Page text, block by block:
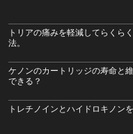
トリアの痛みを軽減してらくら
法。
ケノンのカートリッジの寿命と
できる？
トレチノインとハイドロキノン